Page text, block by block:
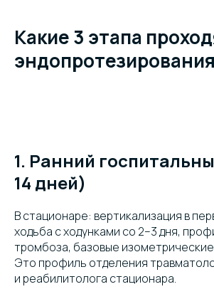
Какие 3 этапа
1. Ранний
14 дней)
В стационаре: вертикализация в
ходьба с ходунками со 2–3 дня,
тромбоза, базовые
Это профиль отделения
и реабилитолога стационара.